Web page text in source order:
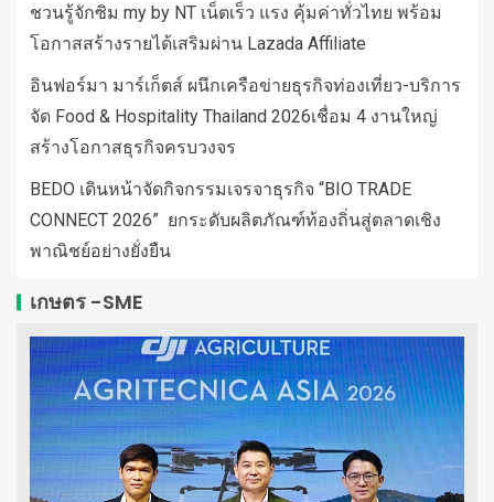
ชวนรู้จักซิม my by NT เน็ตเร็ว แรง คุ้มค่าทั่วไทย พร้อม
โอกาสสร้างรายได้เสริมผ่าน Lazada Affiliate
อินฟอร์มา มาร์เก็ตส์ ผนึกเครือข่ายธุรกิจท่องเที่ยว-บริการ
จัด Food & Hospitality Thailand 2026เชื่อม 4 งานใหญ่
สร้างโอกาสธุรกิจครบวงจร
BEDO เดินหน้าจัดกิจกรรมเจรจาธุรกิจ “BIO TRADE
CONNECT 2026” ยกระดับผลิตภัณฑ์ท้องถิ่นสู่ตลาดเชิง
พาณิชย์อย่างยั่งยืน
เกษตร -SME